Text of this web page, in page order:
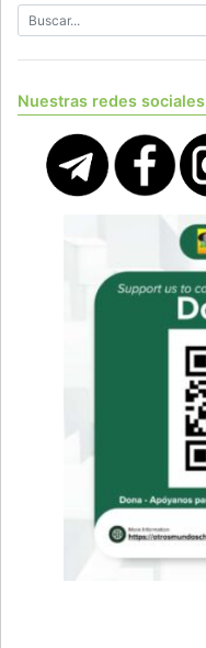
Nuestras redes sociales